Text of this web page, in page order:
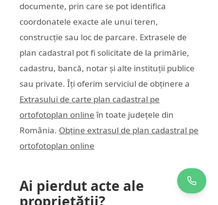
documente, prin care se pot identifica
coordonatele exacte ale unui teren,
construcție sau loc de parcare. Extrasele de
plan cadastral pot fi solicitate de la primărie,
cadastru, bancă, notar și alte instituții publice
sau private. Îți oferim serviciul de obținere a
Extrasului de carte plan cadastral pe
ortofotoplan online în toate județele din
România. Obține extrasul de plan cadastral pe
ortofotoplan online
Ai pierdut acte ale
proprietății?